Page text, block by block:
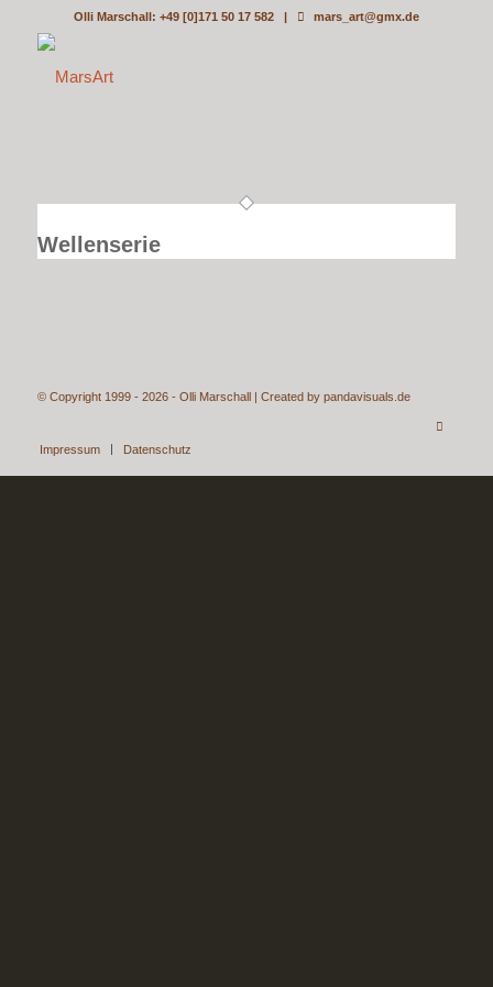
Olli Marschall: +49 [0]171 50 17 582 | mars_art@gmx.de
Wellenserie
© Copyright 1999 - 2026 - Olli Marschall | Created by pandavisuals.de
Impressum Datenschutz